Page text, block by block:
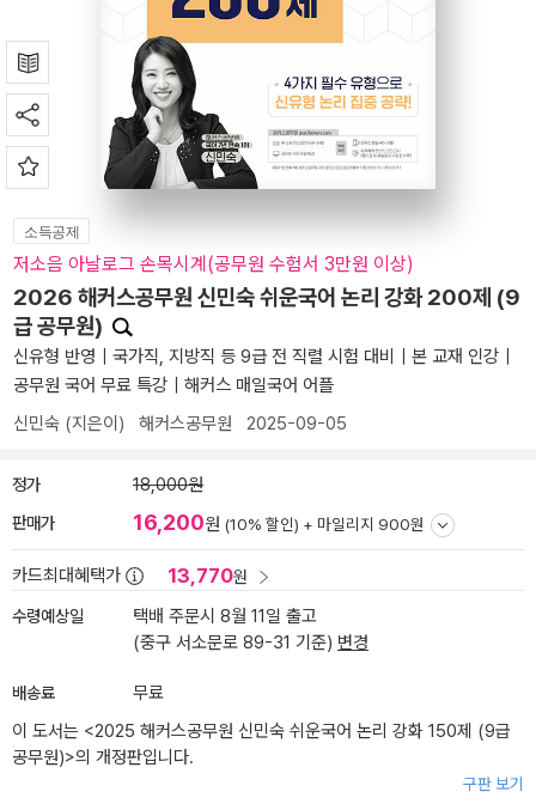
소득공제
저소음 아날로그 손목시계(공무원 수험서 3만원 이상)
2026 해커스공무원 신민숙 쉬운국어 논리 강화 200제 (9
급 공무원)
신유형 반영｜국가직, 지방직 등 9급 전 직렬 시험 대비｜본 교재 인강｜
공무원 국어 무료 특강｜해커스 매일국어 어플
신민숙 (지은이) 해커스공무원 2025-09-05
정가 18,000원
판매가 16,200원 (10% 할인) + 마일리지 900원
카드최대혜택가 13,770원
수령예상일
택배 주문시 8월 11일 출고
(중구 서소문로 89-31 기준) 변경
배송료
무료
이 도서는 <2025 해커스공무원 신민숙 쉬운국어 논리 강화 150제 (9급
공무원)>의 개정판입니다.
구판 보기